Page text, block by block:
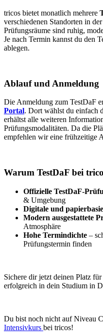
tricos bietet monatlich mehrere
verschiedenen Standorten in
Prüfungsräume sind ruhig,
Je nach Termin kannst du den
ablegen.
Ablauf und Anmeldung
Die Anmeldung zum TestDaF
Portal. Dort wählst du einfach
erhältst alle weiteren
Prüfungsmodalitäten. Da die
empfehlen wir eine frühzeitige
Warum TestDaF bei
Offizielle TestDaF-
& Umgebung
Digitale und
Modern ausgestattete
Atmosphäre
Hohe Termindichte –
Prüfungstermin finden
Sichere dir jetzt deinen Platz
erfolgreich in dein Studium in
Du bist noch nicht auf Niveau
Intensivkurs bei tricos!